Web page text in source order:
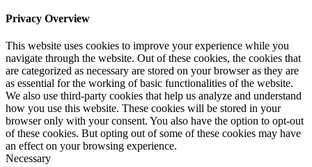
Privacy Overview
This website uses cookies to improve your experience while you
navigate through the website. Out of these cookies, the cookies that
are categorized as necessary are stored on your browser as they are
as essential for the working of basic functionalities of the website.
We also use third-party cookies that help us analyze and understand
how you use this website. These cookies will be stored in your
browser only with your consent. You also have the option to opt-out
of these cookies. But opting out of some of these cookies may have
an effect on your browsing experience.
Necessary